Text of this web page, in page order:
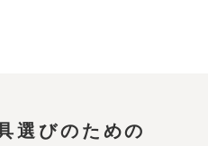
選びのための